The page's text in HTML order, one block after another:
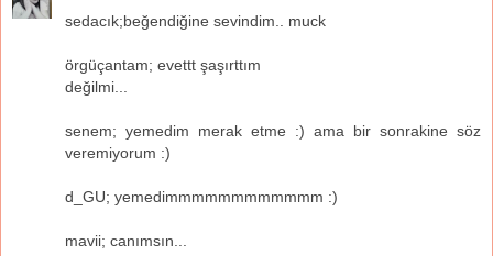
sedacık;beğendiğine sevindim.. muck
örgüçantam; evettt şaşırttım
değilmi...
senem; yemedim merak etme :) ama bir sonrakine söz
veremiyorum :)
d_GU; yemedimmmmmmmmmmmm :)
mavii; canımsın...